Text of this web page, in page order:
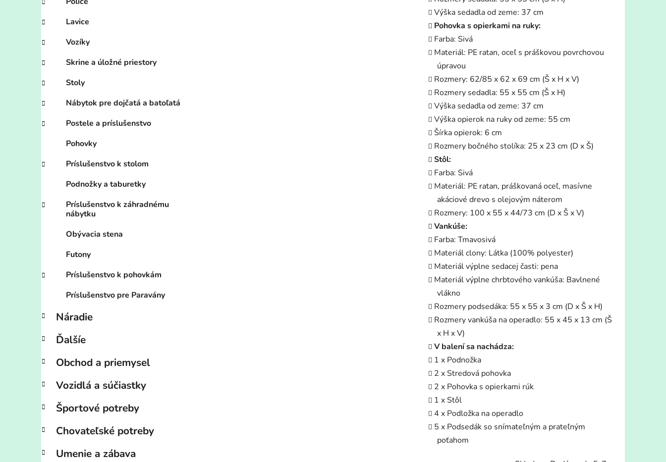
Lavice
Vozíky
Skrine a úložné priestory
Stoly
Nábytok pre dojčatá a batoľatá
Postele a príslušenstvo
Pohovky
Príslušenstvo k stolom
Podnožky a taburetky
Príslušenstvo k záhradnému
nábytku
Obývacia stena
Futony
Príslušenstvo k pohovkám
Príslušenstvo pre Paravány
Náradie
Ďalšíe
Obchod a priemysel
Vozidlá a súčiastky
Športové potreby
Chovateľské potreby
Umenie a zábava
Výška sedadla od zeme: 37 cm
Pohovka s opierkami na ruky:
Farba: Sivá
Materiál: PE ratan, oceľ s práškovou povrchovou
úpravou
Rozmery: 62/85 x 62 x 69 cm (Š x H x V)
Rozmery sedadla: 55 x 55 cm (Š x H)
Výška sedadla od zeme: 37 cm
Výška opierok na ruky od zeme: 55 cm
Šírka opierok: 6 cm
Rozmery bočného stolíka: 25 x 23 cm (D x Š)
Stôl:
Farba: Sivá
Materiál: PE ratan, práškovaná oceľ, masívne
akáciové drevo s olejovým náterom
Rozmery: 100 x 55 x 44/73 cm (D x Š x V)
Vankúše:
Farba: Tmavosivá
Materiál clony: Látka (100% polyester)
Materiál výplne sedacej časti: pena
Materiál výplne chrbtového vankúša: Bavlnené
vlákno
Rozmery podsedáka: 55 x 55 x 3 cm (D x Š x H)
Rozmery vankúša na operadlo: 55 x 45 x 13 cm (Š
x H x V)
V balení sa nachádza:
1 x Podnožka
2 x Stredová pohovka
2 x Pohovka s opierkami rúk
1 x Stôl
4 x Podložka na operadlo
5 x Podsedák so snímateľným a prateľným
poťahom